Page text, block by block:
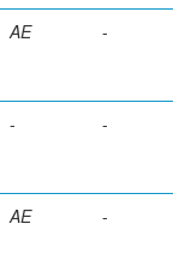
ΑΕ -
- -
ΑΕ -